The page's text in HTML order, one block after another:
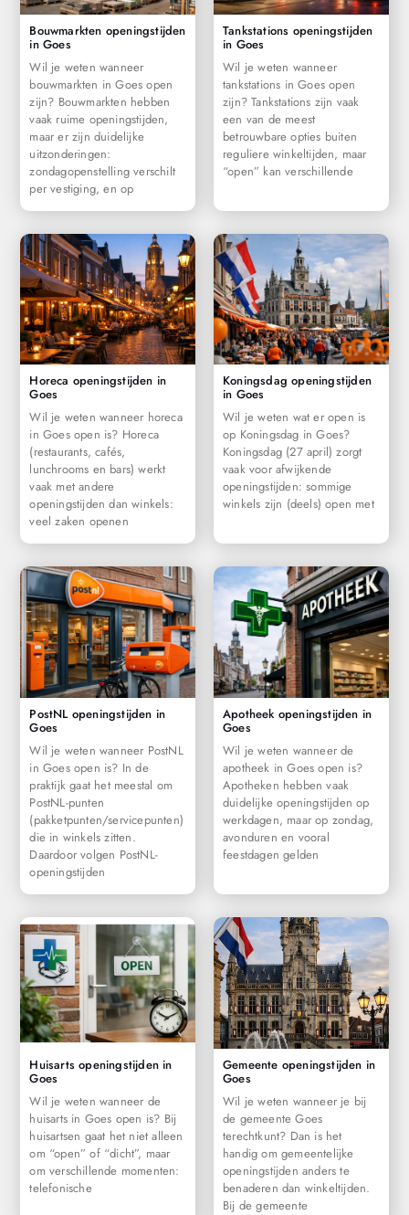
Bouwmarkten openingstijden
in Goes
Wil je weten wanneer
bouwmarkten in Goes open
zijn? Bouwmarkten hebben
vaak ruime openingstijden,
maar er zijn duidelijke
uitzonderingen:
zondagopenstelling verschilt
per vestiging, en op
Tankstations openingstijden
in Goes
Wil je weten wanneer
tankstations in Goes open
zijn? Tankstations zijn vaak
een van de meest
betrouwbare opties buiten
reguliere winkeltijden, maar
“open” kan verschillende
Horeca openingstijden in
Goes
Wil je weten wanneer horeca
in Goes open is? Horeca
(restaurants, cafés,
lunchrooms en bars) werkt
vaak met andere
openingstijden dan winkels:
veel zaken openen
Koningsdag openingstijden
in Goes
Wil je weten wat er open is
op Koningsdag in Goes?
Koningsdag (27 april) zorgt
vaak voor afwijkende
openingstijden: sommige
winkels zijn (deels) open met
PostNL openingstijden in
Goes
Wil je weten wanneer PostNL
in Goes open is? In de
praktijk gaat het meestal om
PostNL-punten
(pakketpunten/servicepunten)
die in winkels zitten.
Daardoor volgen PostNL-
openingstijden
Apotheek openingstijden in
Goes
Wil je weten wanneer de
apotheek in Goes open is?
Apotheken hebben vaak
duidelijke openingstijden op
werkdagen, maar op zondag,
avonduren en vooral
feestdagen gelden
Huisarts openingstijden in
Goes
Wil je weten wanneer de
huisarts in Goes open is? Bij
huisartsen gaat het niet alleen
om “open” of “dicht”, maar
om verschillende momenten:
telefonische
Gemeente openingstijden in
Goes
Wil je weten wanneer je bij
de gemeente Goes
terechtkunt? Dan is het
handig om gemeentelijke
openingstijden anders te
benaderen dan winkeltijden.
Bij de gemeente